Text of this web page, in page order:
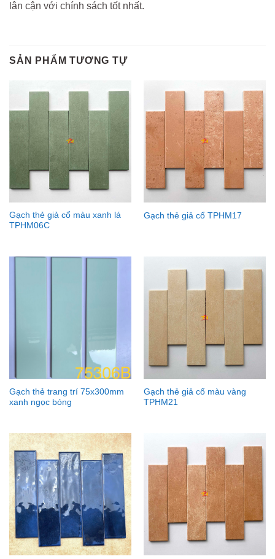
lân cận với chính sách tốt nhất.
SẢN PHẨM TƯƠNG TỰ
Gạch thẻ giả cổ màu xanh lá
TPHM06C
Gạch thẻ giả cổ TPHM17
Gạch thẻ trang trí 75x300mm
xanh ngọc bóng
Gạch thẻ giả cổ màu vàng
TPHM21